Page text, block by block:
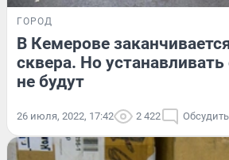
ГОРОД
В Кемерове
сквера. Но
не будут
26 июля, 2022, 17:42 2 422 Обсудить